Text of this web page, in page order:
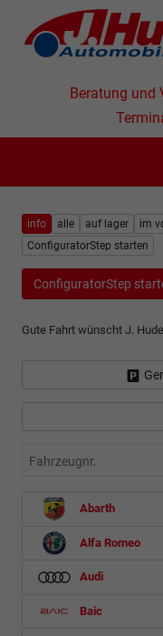
Beratung und
info alle auf lager im
ConfiguratorStep starten
ConfiguratorStep
Gute Fahrt wünscht J.
Fahrzeugnr.
Abarth
Alfa Romeo
Audi
Baic